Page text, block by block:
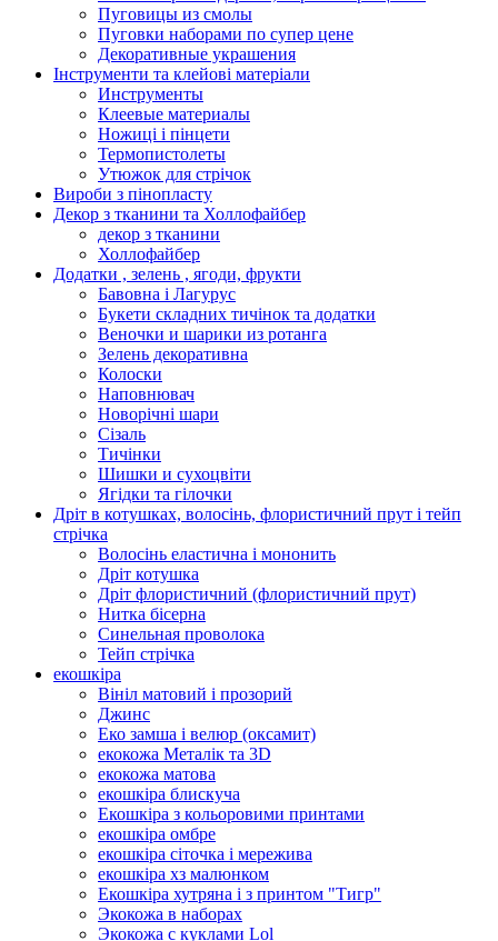
Пуговицы из смолы
Пуговки наборами по супер цене
Декоративные украшения
Інструменти та клейові матеріали
Инструменты
Клеевые материалы
Ножиці і пінцети
Термопистолеты
Утюжок для стрічок
Вироби з пінопласту
Декор з тканини та Холлофайбер
декор з тканини
Холлофайбер
Додатки , зелень , ягоди, фрукти
Бавовна і Лагурус
Букети складних тичінок та додатки
Веночки и шарики из ротанга
Зелень декоративна
Колоски
Наповнювач
Новорічні шари
Сізаль
Тичінки
Шишки и сухоцвіти
Ягідки та гілочки
Дріт в котушках, волосінь, флористичний прут і тейп
стрічка
Волосінь еластична і мононить
Дріт котушка
Дріт флористичний (флористичний прут)
Нитка бісерна
Синельная проволока
Тейп стрічка
екошкіра
Вініл матовий і прозорий
Джинс
Еко замша і велюр (оксамит)
екокожа Металік та 3D
екокожа матова
екошкіра блискуча
Екошкіра з кольоровими принтами
екошкіра омбре
екошкіра сіточка і мережива
екошкіра хз малюнком
Екошкіра хутряна і з принтом "Тигр"
Экокожа в наборах
Экокожа с куклами Lol